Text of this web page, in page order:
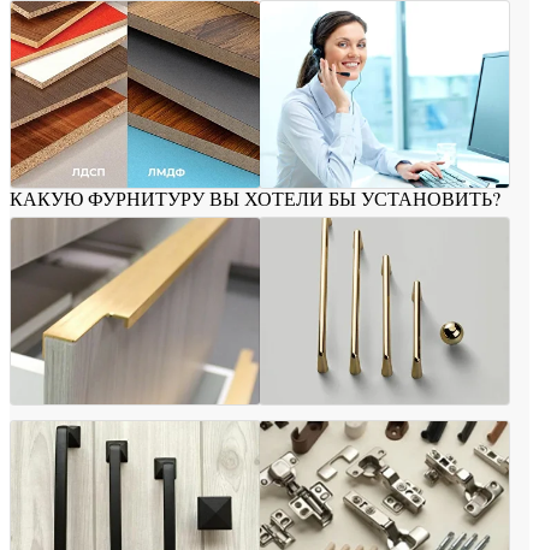
КАКУЮ ФУРНИТУРУ ВЫ ХОТЕЛИ БЫ УСТАНОВИТЬ?